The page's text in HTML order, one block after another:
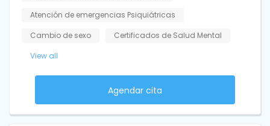
Atención de emergencias Psiquiátricas
Cambio de sexo
Certificados de Salud Mental
View all
Agendar cita